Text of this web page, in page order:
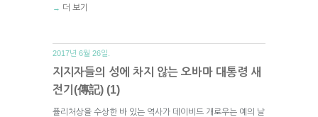
→ 더 보기
2017년 6월 26일.
지지자들의 성에 차지 않는 오바마 대통령 새
전기(傳記) (1)
퓰리처상을 수상한 바 있는 역사가 데이비드 개로우는 예의 날